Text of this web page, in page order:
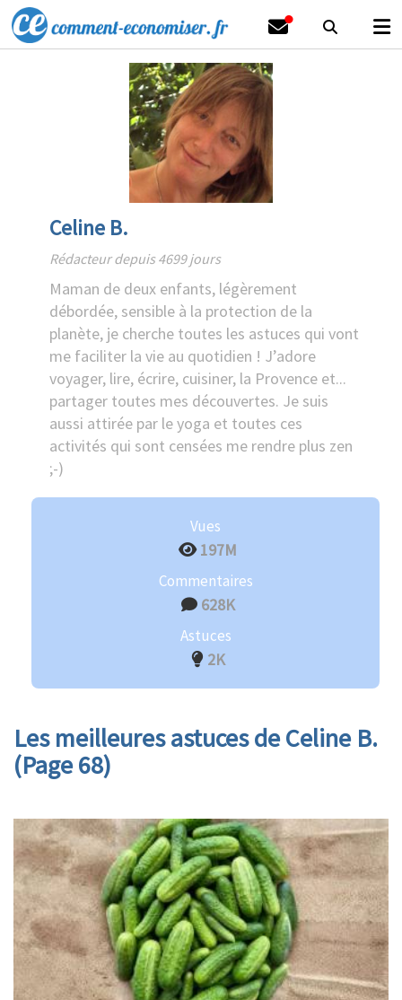
Celine B.
Rédacteur depuis 4699 jours
Maman de deux enfants, légèrement
débordée, sensible à la protection de la
planète, je cherche toutes les astuces qui vont
me faciliter la vie au quotidien ! J’adore
voyager, lire, écrire, cuisiner, la Provence et...
partager toutes mes découvertes. Je suis
aussi attirée par le yoga et toutes ces
activités qui sont censées me rendre plus zen
;-)
Vues
197M
Commentaires
628K
Astuces
2K
Les meilleures astuces de Celine B.
(Page 68)